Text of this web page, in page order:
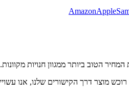
AmazonApple
הטוב ביותר ממגוון חנויות מקוונות.